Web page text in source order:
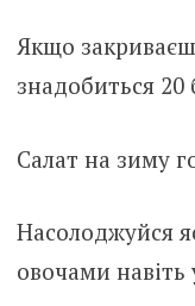
Якщо
знадобиться 20
Салат на зиму
Насолоджуйся
овочами